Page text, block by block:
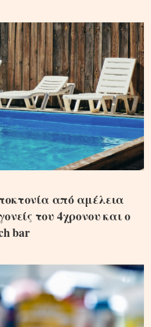
από αμέλεια
του 4χρονου και ο
bar